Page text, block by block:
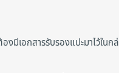
มีเอกสารรับรองแปะมาไว้ในก